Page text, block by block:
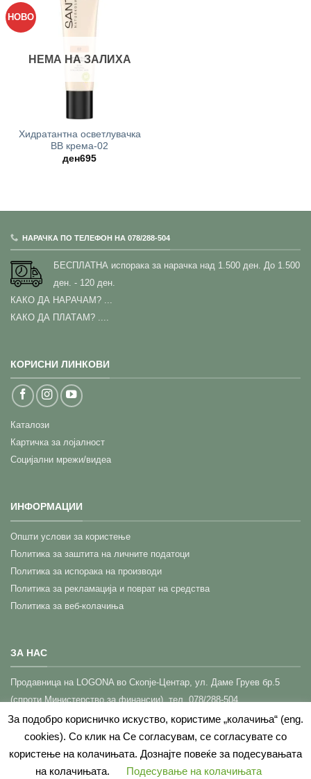
НОВО
НЕМА НА ЗАЛИХА
Хидратантна осветлувачка
BB крема-02
ден695
НАРАЧКА ПО ТЕЛЕФОН НА 078/288-504
БЕСПЛАТНА испорака за нарачка над 1.500 ден. До 1.500
ден. - 120 ден.
КАКО ДА НАРАЧАМ? ...
КАКО ДА ПЛАТАМ? ....
КОРИСНИ ЛИНКОВИ
Каталози
Картичка за лојалност
Социјални мрежи/видеа
ИНФОРМАЦИИ
Општи услови за користење
Политика за заштита на личните податоци
Политика за испорака на производи
Политика за рекламација и поврат на средства
Политика за веб-колачиња
ЗА НАС
Прoдавница на LOGONA во Скопје-Центар, ул. Даме Груев бр.5
(спроти Министерство за финансии), тел. 078/288-504
КОНТАКТ (Корисничка поддршка)
За подобро корисничко искуство, користиме „колачиња“ (eng.
cookies). Со клик на Се согласувам, се согласувате со
користење на колачињата. Дознајте повеќе за подесувањата
на колачињата.
Подесување на колачињата